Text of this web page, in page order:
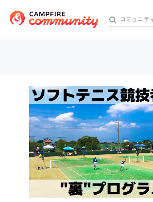
アート・写真
テクノロジー
映像・映画
ビジネス・起
チャレンジ